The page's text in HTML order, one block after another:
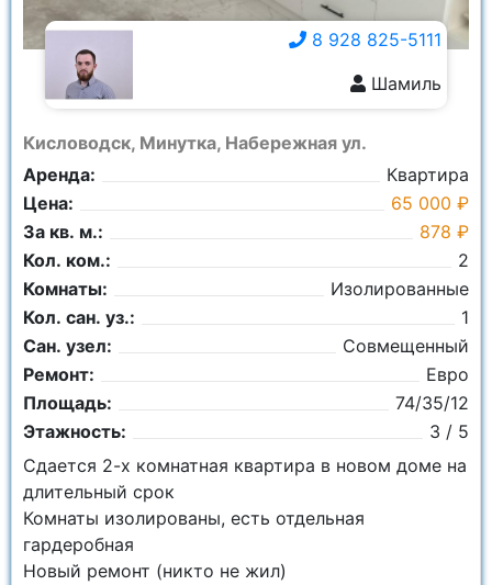
Кисловодск, Минутка, Набережная ул.
Аренда:
Квартира
Цена:
65 000 ₽
За кв. м.:
878 ₽
Кол. ком.:
2
Комнаты:
Изолированные
Кол. сан. уз.:
1
Сан. узел:
Совмещенный
Ремонт:
Евро
Площадь:
74/35/12
Этажность:
3 / 5
8 928 825-5111
Шамиль
Сдается 2-х комнатная квартира в новом доме на
длительный срок
Комнаты изолированы, есть отдельная
гардеробная
Новый ремонт (никто не жил)